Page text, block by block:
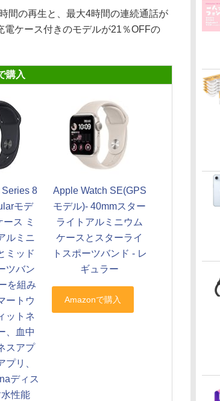
間の再生と、最大4時間の連続通話が
ケース付きのモデルが21％OFFの
購入
8
モデ
ス ミ
ルミニ
ミッド
ツバン
を組み
ートウ
ットネ
、血中
スアプ
プリ、
ディス
性能
Apple Watch SE(GPS
モデル)- 40mmスター
ライトアルミニウム
ケースとスターライ
トスポーツバンド - レ
ギュラー